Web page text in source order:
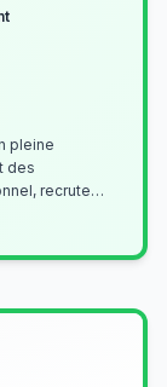
pleine
des
recrute